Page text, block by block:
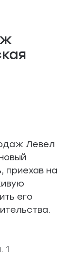
Левел
приехав на
его
1